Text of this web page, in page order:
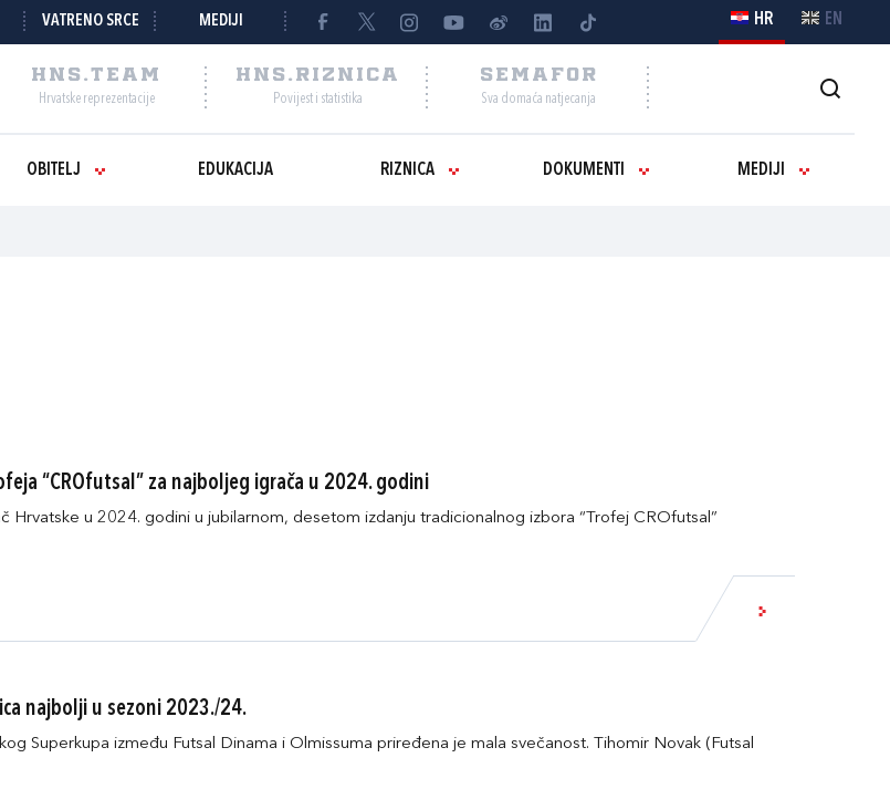
VATRENO SRCE MEDIJI HR EN
HNS.TEAM
Hrvatske reprezentacije
HNS.RIZNICA
Povijest i statistika
SEMAFOR
Sva domaća natjecanja
OBITELJ EDUKACIJA RIZNICA DOKUMENTI MEDIJI
“CROfutsal” za najboljeg igrača u 2024. godini
Hrvatske u 2024. godini u jubilarnom, desetom izdanju tradicionalnog izbora “Trofej CROfutsal”
najbolji u sezoni 2023./24.
Superkupa između Futsal Dinama i Olmissuma priređena je mala svečanost. Tihomir Novak (Futsal